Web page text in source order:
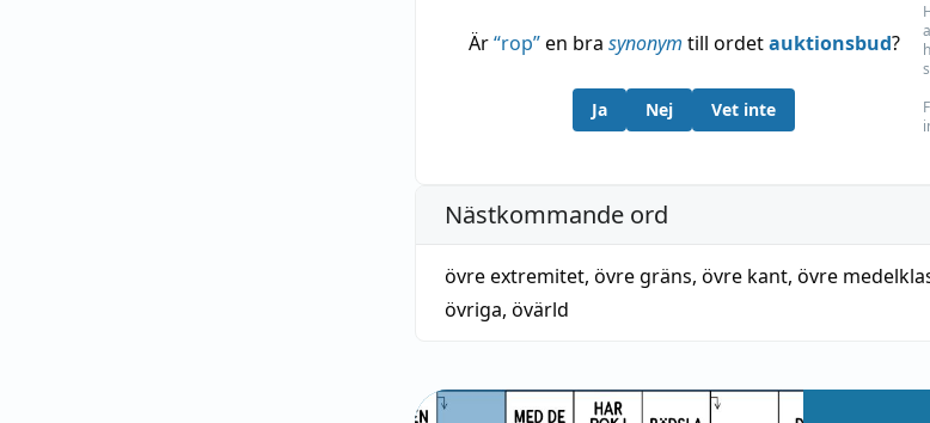
Är“rop”en bra synonym till ordetauktionsbud?
Ja Nej Vet inte
Nästkommande ord
övre extremitet, övre gräns, övre kant, övre
övriga, övärld